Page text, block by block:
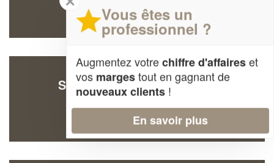
32120 Labrihe
SOCIÉTÉ DELAYE ARTHUR
32200 Sainte-Marie
Vous êtes un
professionnel ?
Augmentez votrechiffre d'affaireset
vos margestout en gagnant de
nouveaux clients !
En savoir plus